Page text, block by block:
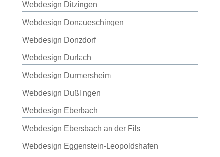
Webdesign Ditzingen
Webdesign Donaueschingen
Webdesign Donzdorf
Webdesign Durlach
Webdesign Durmersheim
Webdesign Dußlingen
Webdesign Eberbach
Webdesign Ebersbach an der Fils
Webdesign Eggenstein-Leopoldshafen